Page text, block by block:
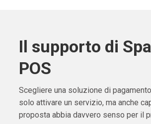
Il supporto di
POS
Scegliere una soluzione di
solo attivare un servizio, ma anche
proposta abbia davvero senso per il